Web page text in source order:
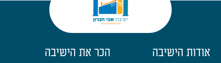
אודות הישיבה הכר את הישיבה